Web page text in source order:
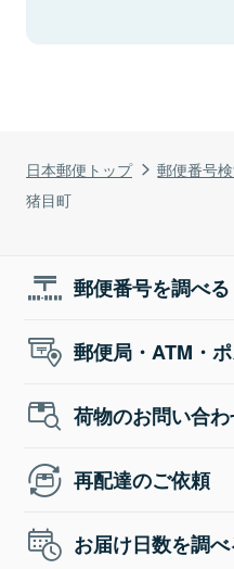
日本郵便トップ 郵便番号
猪目町
郵便番号を調べる
郵便局・ATM・
荷物のお問い合
再配達のご依頼
お届け日数を調べ